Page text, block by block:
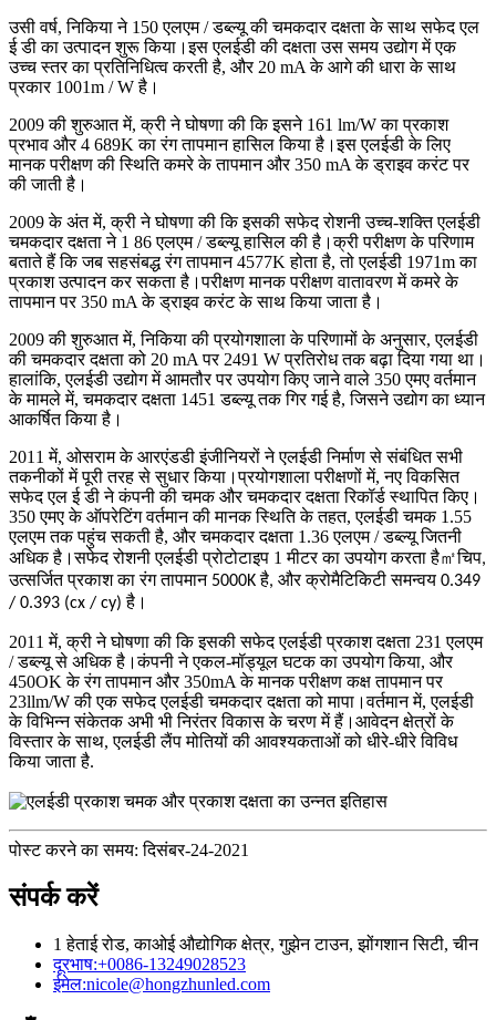
उसी वर्ष, निकिया ने 150 एलएम / डब्ल्यू की चमकदार दक्षता के साथ सफेद एल
ई डी का उत्पादन शुरू किया।इस एलईडी की दक्षता उस समय उद्योग में एक
उच्च स्तर का प्रतिनिधित्व करती है, और 20 mA के आगे की धारा के साथ
प्रकार 1001m / W है।
2009 की शुरुआत में, क्री ने घोषणा की कि इसने 161 lm/W का प्रकाश
प्रभाव और 4 689K का रंग तापमान हासिल किया है।इस एलईडी के लिए
मानक परीक्षण की स्थिति कमरे के तापमान और 350 mA के ड्राइव करंट पर
की जाती है।
2009 के अंत में, क्री ने घोषणा की कि इसकी सफेद रोशनी उच्च-शक्ति एलईडी
चमकदार दक्षता ने 1 86 एलएम / डब्ल्यू हासिल की है।क्री परीक्षण के परिणाम
बताते हैं कि जब सहसंबद्ध रंग तापमान 4577K होता है, तो एलईडी 1971m का
प्रकाश उत्पादन कर सकता है।परीक्षण मानक परीक्षण वातावरण में कमरे के
तापमान पर 350 mA के ड्राइव करंट के साथ किया जाता है।
2009 की शुरुआत में, निकिया की प्रयोगशाला के परिणामों के अनुसार, एलईडी
की चमकदार दक्षता को 20 mA पर 2491 W प्रतिरोध तक बढ़ा दिया गया था।
हालांकि, एलईडी उद्योग में आमतौर पर उपयोग किए जाने वाले 350 एमए वर्तमान
के मामले में, चमकदार दक्षता 1451 डब्ल्यू तक गिर गई है, जिसने उद्योग का ध्यान
आकर्षित किया है।
2011 में, ओसराम के आरएंडडी इंजीनियरों ने एलईडी निर्माण से संबंधित सभी
तकनीकों में पूरी तरह से सुधार किया।प्रयोगशाला परीक्षणों में, नए विकसित
सफेद एल ई डी ने कंपनी की चमक और चमकदार दक्षता रिकॉर्ड स्थापित किए।
350 एमए के ऑपरेटिंग वर्तमान की मानक स्थिति के तहत, एलईडी चमक 1.55
एलएम तक पहुंच सकती है, और चमकदार दक्षता 1.36 एलएम / डब्ल्यू जितनी
अधिक है।सफेद रोशनी एलईडी प्रोटोटाइप 1 मीटर का उपयोग करता है㎡चिप,
उत्सर्जित प्रकाश का रंग तापमान 5000K है, और क्रोमैटिकिटी समन्वय 0.349
/ 0.393 (cx / cy) है।
2011 में, क्री ने घोषणा की कि इसकी सफेद एलईडी प्रकाश दक्षता 231 एलएम
/ डब्ल्यू से अधिक है।कंपनी ने एकल-मॉड्यूल घटक का उपयोग किया, और
450OK के रंग तापमान और 350mA के मानक परीक्षण कक्ष तापमान पर
23llm/W की एक सफेद एलईडी चमकदार दक्षता को मापा।वर्तमान में, एलईडी
के विभिन्न संकेतक अभी भी निरंतर विकास के चरण में हैं।आवेदन क्षेत्रों के
विस्तार के साथ, एलईडी लैंप मोतियों की आवश्यकताओं को धीरे-धीरे विविध
किया जाता है.
पोस्ट करने का समय: दिसंबर-24-2021
संपर्क करें
1 हेताई रोड, काओई औद्योगिक क्षेत्र, गुझेन टाउन, झोंगशान सिटी, चीन
दूरभाष:+0086-13249028523
ईमेल:nicole@hongzhunled.com